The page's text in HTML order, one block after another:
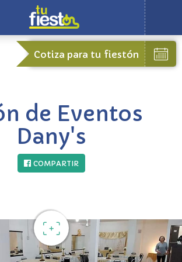
Cotiza para tu fiestón
de Eventos
Dany's
COMPARTIR